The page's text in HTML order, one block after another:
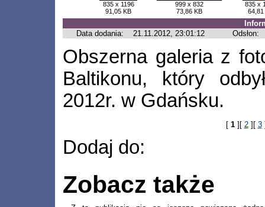
835 x 1196
91,05 KB
999 x 832
73,86 KB
835 x
64,81
Data dodania:
21.11.2012, 23:01:12 Odsłon:
Obszerna galeria z
Baltikonu, który
2012r. w Gdańsku.
[ 1][ 2][ 3
Dodaj do:
Zobacz także